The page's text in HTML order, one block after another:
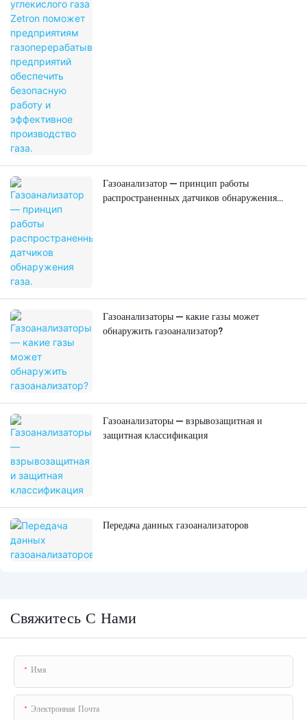
Газоанализатор — принцип работы
распространенных датчиков обнаружения
Газоанализаторы — какие газы может
обнаружить газоанализатор?
Газоанализаторы — взрывозащитная и
защитная классификация
Передача данных газоанализаторов
Свяжитесь С Нами
Имя
Электронная Почта